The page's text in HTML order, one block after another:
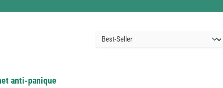
anti-panique